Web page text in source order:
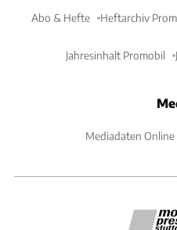
Abo & Hefte Heftarchiv
Jahresinhalt Promobil
Mediadaten Online